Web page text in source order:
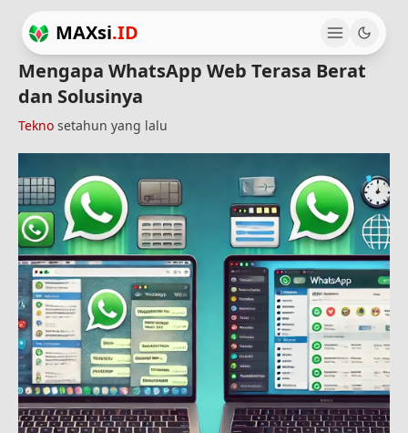
MAXsi.ID
Mengapa WhatsApp Web Terasa Berat
dan Solusinya
Tekno setahun yang lalu